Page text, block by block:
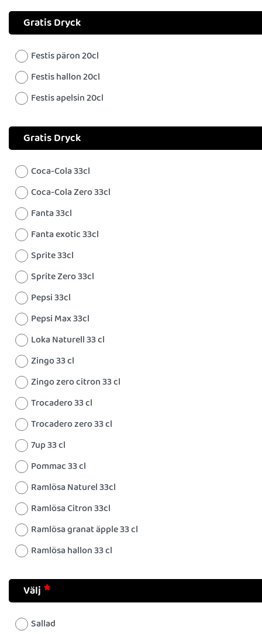
Gratis Dryck
Festis päron 20cl
Festis hallon 20cl
Festis apelsin 20cl
Gratis Dryck
Coca-Cola 33cl
Coca-Cola Zero 33cl
Fanta 33cl
Fanta exotic 33cl
Sprite 33cl
Sprite Zero 33cl
Pepsi 33cl
Pepsi Max 33cl
Loka Naturell 33 cl
Zingo 33 cl
Zingo zero citron 33 cl
Trocadero 33 cl
Trocadero zero 33 cl
7up 33 cl
Pommac 33 cl
Ramlösa Naturel 33cl
Ramlösa Citron 33cl
Ramlösa granat äpple 33 cl
Ramlösa hallon 33 cl
Välj
Sallad